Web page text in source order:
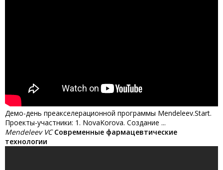
Демо-день преакселерационной программы Mendeleev.Start.
Проекты-участники: 1. NovaKorova. Создание ...
Mendeleev VC Современные фармацевтические
технологии